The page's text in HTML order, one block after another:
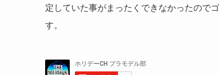
定していた事がまったくできなかったので
す。